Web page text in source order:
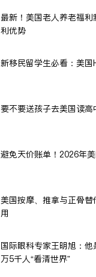
最新！美国老人养老福
利优势
新移民留学生必看：美
要不要送孩子去美国读高
避免天价账单！2026年
美国按摩、推拿与正骨
用
国际眼科专家王明旭：
万5千人“看清世界”